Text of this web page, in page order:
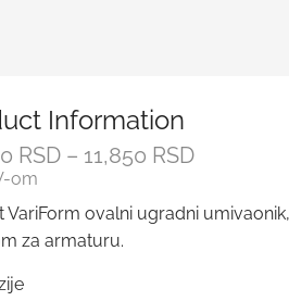
Information
RSD – 11,850 RSD
om
VariForm ovalni ugradni
za armaturu.